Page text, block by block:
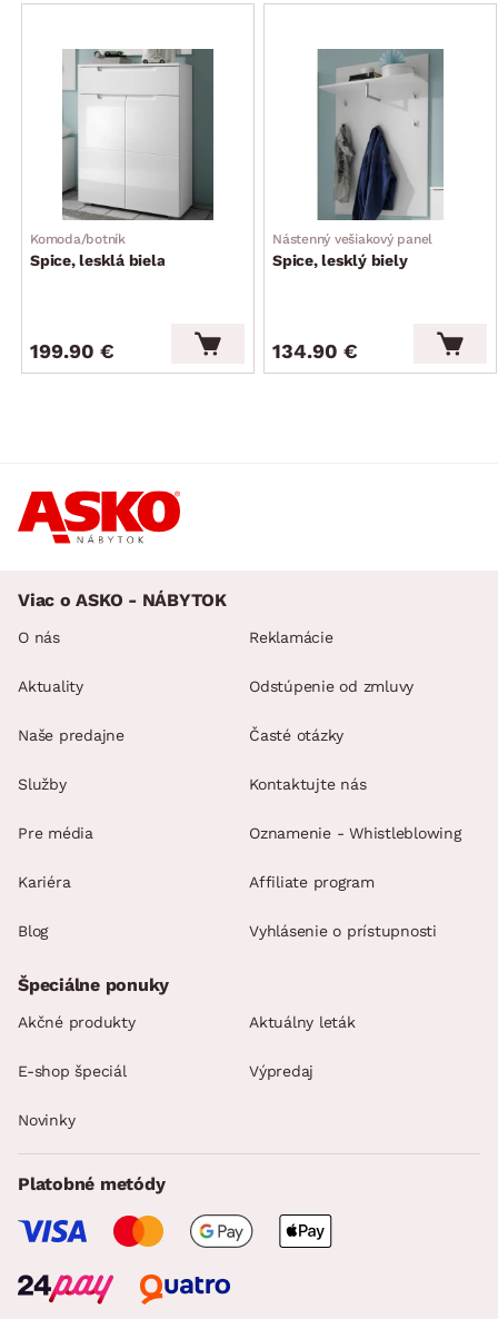
Komoda/botník
Spice, lesklá biela
199.90 €
Nástenný vešiakový panel
Spice, lesklý biely
134.90 €
Viac o ASKO - NÁBYTOK
O nás
Aktuality
Naše predajne
Služby
Pre média
Kariéra
Blog
Reklamácie
Odstúpenie od zmluvy
Časté otázky
Kontaktujte nás
Oznamenie - Whistleblowing
Affiliate program
Vyhlásenie o prístupnosti
Špeciálne ponuky
Akčné produkty Aktuálny leták
E-shop špeciál Výpredaj
Novinky
Platobné metódy